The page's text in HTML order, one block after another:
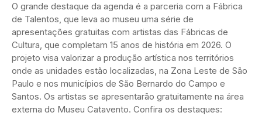
O grande destaque da agenda é a parceria com a Fábrica
de Talentos, que leva ao museu uma série de
apresentações gratuitas com artistas das Fábricas de
Cultura, que completam 15 anos de história em 2026. O
projeto visa valorizar a produção artística nos territórios
onde as unidades estão localizadas, na Zona Leste de São
Paulo e nos municípios de São Bernardo do Campo e
Santos. Os artistas se apresentarão gratuitamente na área
externa do Museu Catavento. Confira os destaques: